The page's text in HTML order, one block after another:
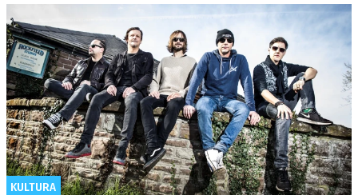
KULTURA